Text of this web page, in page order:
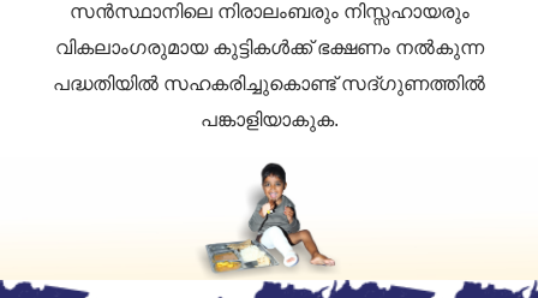
സൻസ്ഥാനിലെ നിരാലംബരും നിസ്സഹായരും
വികലാംഗരുമായ കുട്ടികൾക്ക് ഭക്ഷണം നൽകുന്ന
പദ്ധതിയിൽ സഹകരിച്ചുകൊണ്ട് സദ്‌ഗുണത്തിൽ
പങ്കാളിയാകുക.